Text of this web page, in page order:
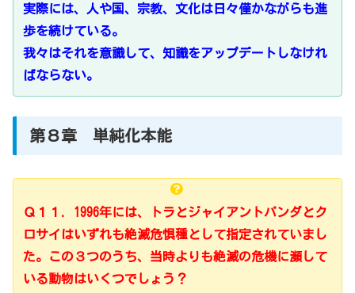
実際には、人や国、宗教、文化は日々僅かながらも進
歩を続けている。
我々はそれを意識して、知識をアップデートしなけれ
ばならない。
第８章 単純化本能
Ｑ１１．1996年には、トラとジャイアントパンダとク
ロサイはいずれも絶滅危惧種として指定されていまし
た。この３つのうち、当時よりも絶滅の危機に瀕して
いる動物はいくつでしょう？